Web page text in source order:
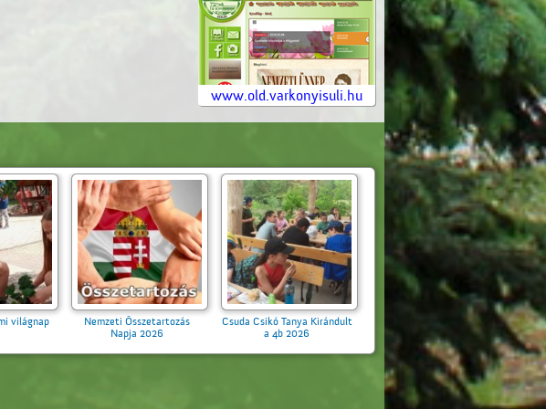
www.old.varkonyisuli.hu
világnap
Nemzeti Összetartozás
Csuda Csikó Tanya Kirándult